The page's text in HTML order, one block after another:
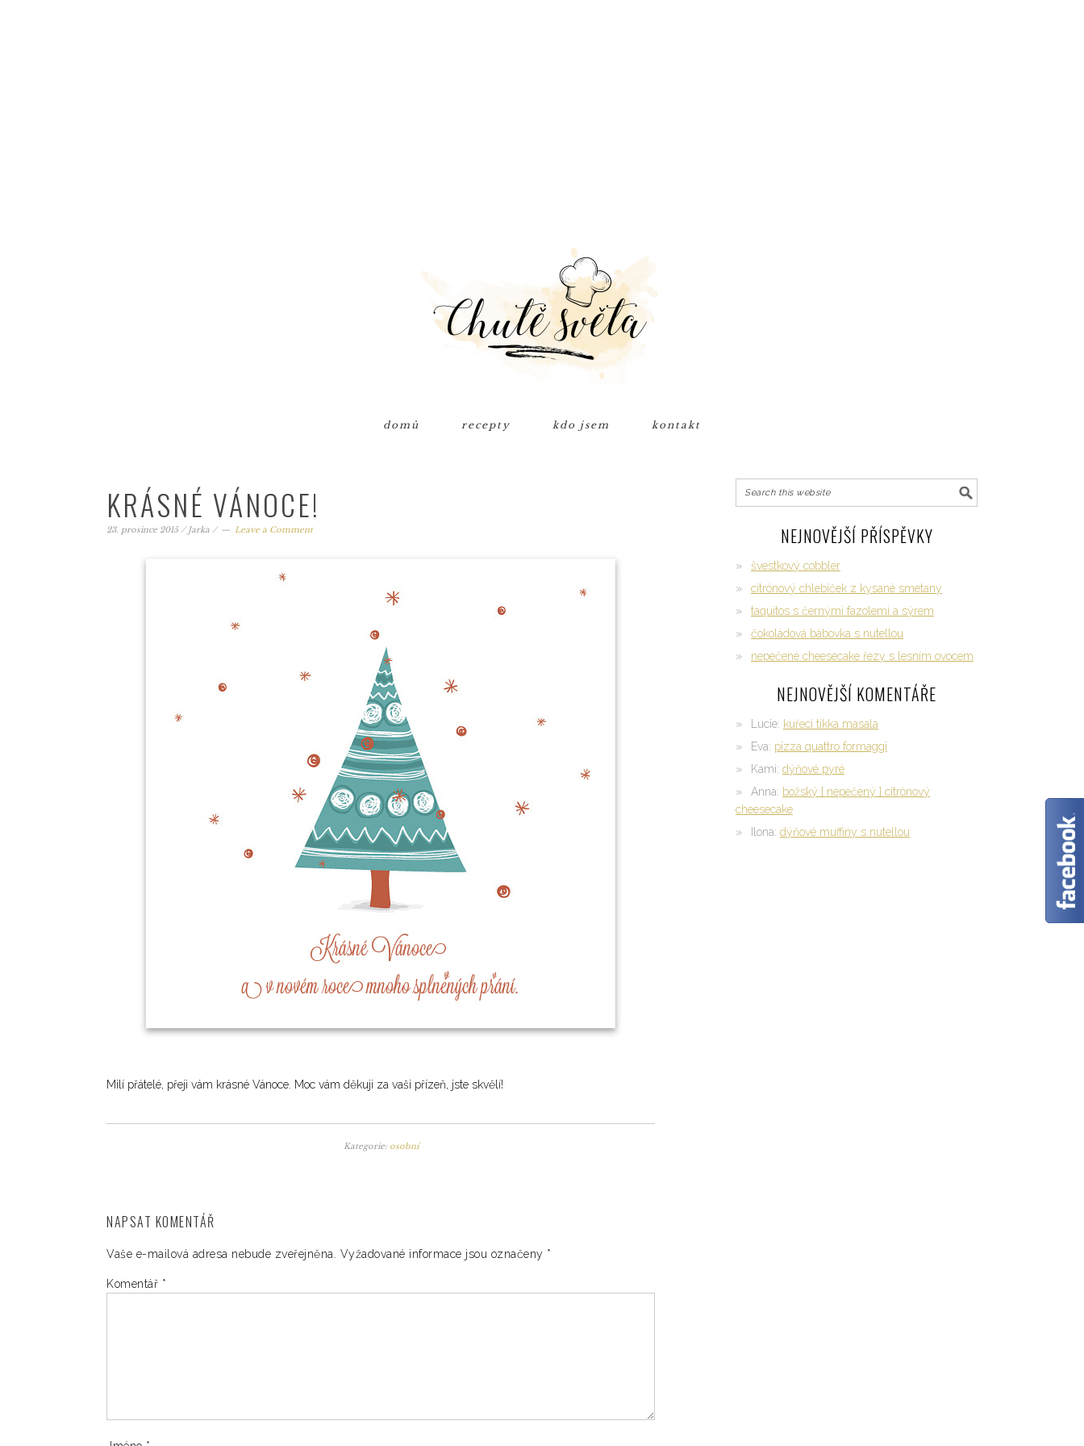
domů recepty kdo jsem kontakt
KRÁSNÉ VÁNOCE!
23. prosince 2015/Jarka / Leave a Comment
Milí přátelé, přeji vám krásné Vánoce. Moc vám děkuji za vaši přízeň, jste skvělí!
Kategorie: osobní
NAPSAT KOMENTÁŘ
Vaše e-mailová adresa nebude zveřejněna. Vyžadované informace jsou označeny *
Komentář *
NEJNOVĚJŠÍ PŘÍSPĚVKY
švestkový cobbler
citrónový chlebíček z kysané smetany
taquitos s černými fazolemi a sýrem
čokoládová bábovka s nutellou
nepečené cheesecake řezy s lesním ovocem
NEJNOVĚJŠÍ KOMENTÁŘE
Lucie: kuřecí tikka masala
Eva: pizza quattro formaggi
Kami: dýňové pyré
Anna: božský { nepečený } citrónový
cheesecake
Ilona: dýňové muffiny s nutellou